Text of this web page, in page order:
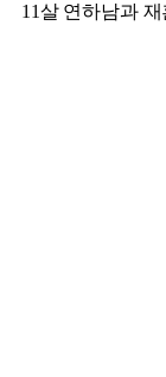
11살 연하남과 재